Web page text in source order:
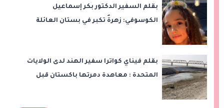
بقلم السفير الدكتور بكر إسماعيل
الكوسوفي: زهرةٌ تكبر في بستان العائلة
بقلم فيناي كواترا سفير الهند لدى الولايات
المتحدة : معاهدة دمرتها باكستان قبل